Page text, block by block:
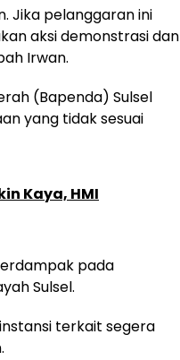
Jika pelanggaran ini
aksi demonstrasi dan
Irwan.
(Bapenda) Sulsel
yang tidak sesuai
Kaya, HMI
pada
Sulsel.
terkait segera